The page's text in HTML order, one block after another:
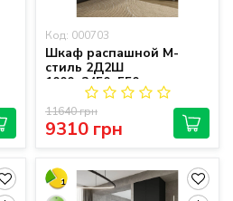
Код: 000703
Шкаф распашной М-
стиль 2Д2Ш
1000х2450х550
9310 грн
11640 грн
1